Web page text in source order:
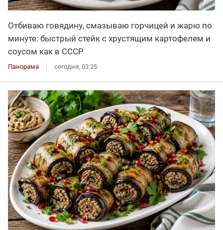
Отбиваю говядину, смазываю горчицей и жарю по
минуте: быстрый стейк с хрустящим картофелем и
соусом как в СССР
Панорама сегодня, 03:25